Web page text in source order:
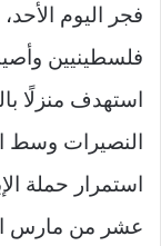
فجر اليوم
فلسطينيين
استهدف منزلًا
النصيرات وسط
استمرار حملة
عشر من مارس